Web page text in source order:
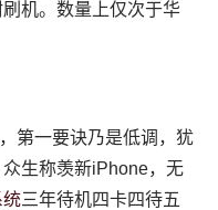
机。数量上仅次于华
第一要诀乃是低调，犹
生称羡新iPhone，无
统三年待机四卡四待五